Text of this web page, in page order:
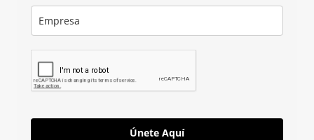
Únete Aquí